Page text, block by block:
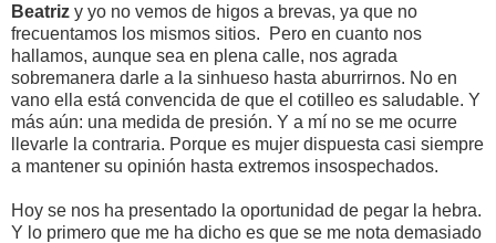
Beatriz y yo no vemos de higos a brevas, ya que no
frecuentamos los mismos sitios. Pero en cuanto nos
hallamos, aunque sea en plena calle, nos agrada
sobremanera darle a la sinhueso hasta aburrirnos. No en
vano ella está convencida de que el cotilleo es saludable. Y
más aún: una medida de presión. Y a mí no se me ocurre
llevarle la contraria. Porque es mujer dispuesta casi siempre
a mantener su opinión hasta extremos insospechados.
Hoy se nos ha presentado la oportunidad de pegar la hebra.
Y lo primero que me ha dicho es que se me nota demasiado